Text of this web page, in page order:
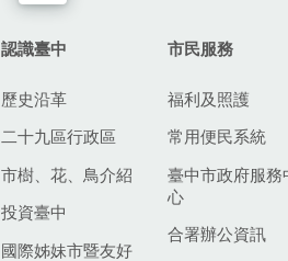
認識臺中
歷史沿革
二十九區行政區
市樹、花、鳥介紹
投資臺中
國際姊妹市暨友好
市民服務
福利及照護
常用便民系統
臺中市政府服務
心
合署辦公資訊